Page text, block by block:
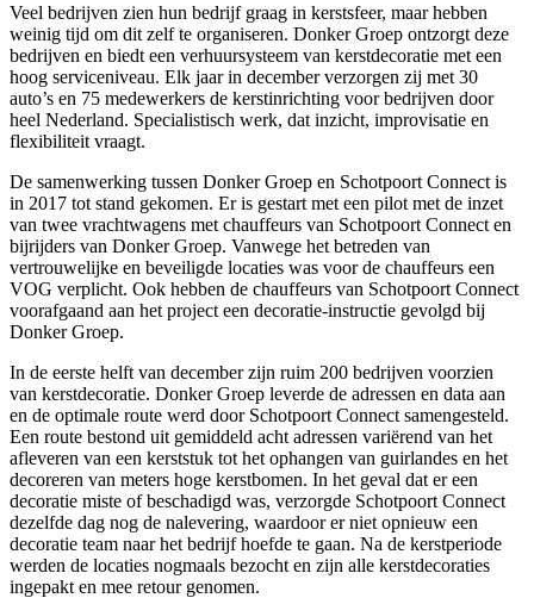
Veel bedrijven zien hun bedrijf graag in kerstsfeer, maar hebben
weinig tijd om dit zelf te organiseren. Donker Groep ontzorgt deze
bedrijven en biedt een verhuursysteem van kerstdecoratie met een
hoog serviceniveau. Elk jaar in december verzorgen zij met 30
auto’s en 75 medewerkers de kerstinrichting voor bedrijven door
heel Nederland. Specialistisch werk, dat inzicht, improvisatie en
flexibiliteit vraagt.
De samenwerking tussen Donker Groep en Schotpoort Connect is
in 2017 tot stand gekomen. Er is gestart met een pilot met de inzet
van twee vrachtwagens met chauffeurs van Schotpoort Connect en
bijrijders van Donker Groep. Vanwege het betreden van
vertrouwelijke en beveiligde locaties was voor de chauffeurs een
VOG verplicht. Ook hebben de chauffeurs van Schotpoort Connect
voorafgaand aan het project een decoratie-instructie gevolgd bij
Donker Groep.
In de eerste helft van december zijn ruim 200 bedrijven voorzien
van kerstdecoratie. Donker Groep leverde de adressen en data aan
en de optimale route werd door Schotpoort Connect samengesteld.
Een route bestond uit gemiddeld acht adressen variërend van het
afleveren van een kerststuk tot het ophangen van guirlandes en het
decoreren van meters hoge kerstbomen. In het geval dat er een
decoratie miste of beschadigd was, verzorgde Schotpoort Connect
dezelfde dag nog de nalevering, waardoor er niet opnieuw een
decoratie team naar het bedrijf hoefde te gaan. Na de kerstperiode
werden de locaties nogmaals bezocht en zijn alle kerstdecoraties
ingepakt en mee retour genomen.